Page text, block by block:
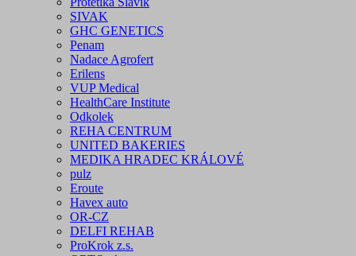
SIVAK
GHC GENETICS
Penam
Nadace Agrofert
Erilens
VUP Medical
HealthCare Institute
Odkolek
REHA CENTRUM
UNITED BAKERIES
MEDIKA HRADEC KRÁLOVÉ
pulz
Eroute
Havex auto
OR-CZ
DELFI REHAB
ProKrok z.s.